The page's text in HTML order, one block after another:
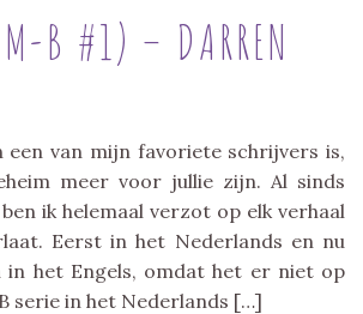
B #1) – DARREN
een van mijn favoriete schrijvers is,
meer voor jullie zijn. Al sinds
ik helemaal verzot op elk verhaal
Eerst in het Nederlands en nu
in het Engels, omdat het er niet op
serie in het Nederlands […]